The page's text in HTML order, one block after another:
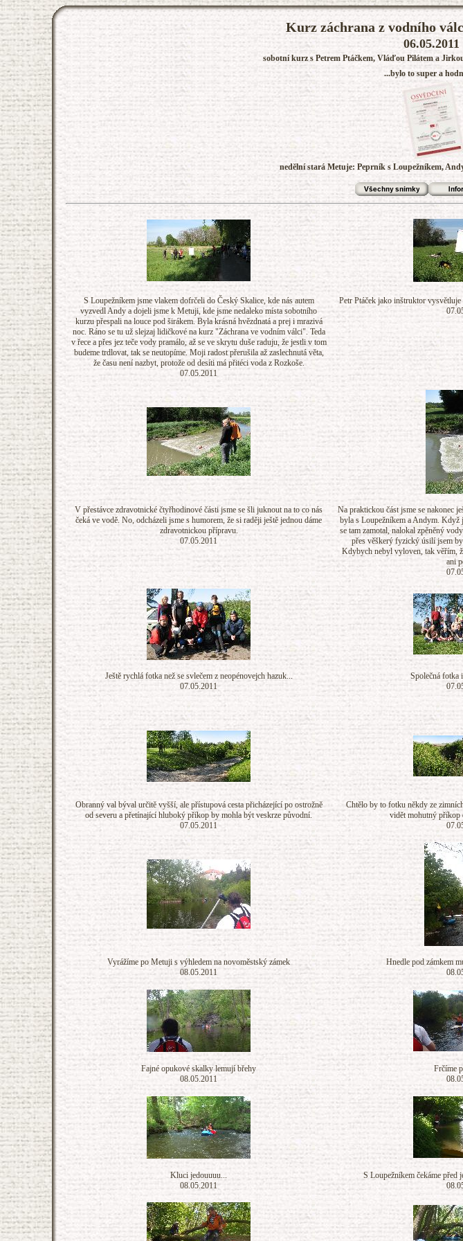
Kurz záchrana z vodního
sobotní kurz s Petrem Ptáčkem, Vláďou Pilátem a
...bylo to super a
nedělní stará Metuje: Peprník s Loupežníkem,
S Loupežníkem jsme vlakem dofrčeli do Český Skalice, kde nás autem
vyzvedl Andy a dojeli jsme k Metuji, kde jsme nedaleko místa sobotního
kurzu přespali na louce pod širákem. Byla krásná hvězdnatá a prej i mrazivá
noc. Ráno se tu už slejzaj lidičkové na kurz "Záchrana ve vodním válci". Teda
v řece a přes jez teče vody pramálo, až se ve skrytu duše raduju, že jestli v tom
budeme trdlovat, tak se neutopíme. Moji radost přerušila až zaslechnutá věta,
že času není nazbyt, protože od desíti má přitéci voda z Rozkoše.
07.05.2011
Petr Ptáček jako inštruktor
V přestávce zdravotnické čtyřhodinové části jsme se šli juknout na to co nás
čeká ve vodě. No, odcházeli jsme s humorem, že si raději ještě jednou dáme
zdravotnickou přípravu.
07.05.2011
Na praktickou část jsme se nakonec
byla s Loupežníkem a Andym.
se tam zamotal, nalokal zpěněný
přes věškerý fyzický úsilí jsem
Kdybych nebyl vyloven, tak věřím,
ani
Ještě rychlá fotka než se svlečem z neopénovejch hazuk...
07.05.2011
Společná fotka
Obranný val býval určitě vyšší, ale přístupová cesta přicházející po ostrožně
od severu a přetínající hluboký příkop by mohla být veskrze původní.
07.05.2011
Chtělo by to fotku někdy ze
vidět mohutný příkop
Vyrážíme po Metuji s výhledem na novoměstský zámek
08.05.2011
Hnedle pod zámkem
Fajné opukové skalky lemují břehy
08.05.2011
Frčíme
Kluci jedouuuu...
08.05.2011
S Loupežníkem čekáme před